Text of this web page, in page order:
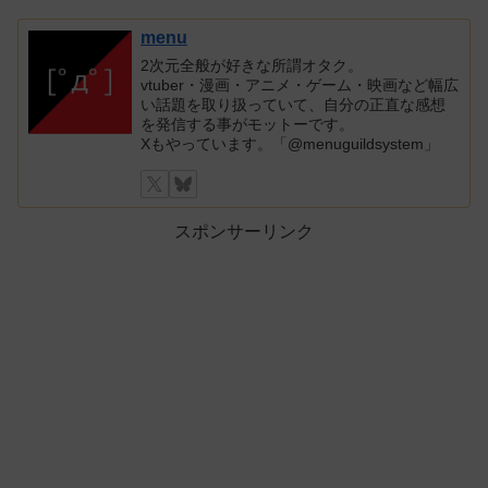
menu
2次元全般が好きな所謂オタク。
vtuber・漫画・アニメ・ゲーム・映画など幅広
い話題を取り扱っていて、自分の正直な感想
を発信する事がモットーです。
Xもやっています。「@menuguildsystem」
スポンサーリンク